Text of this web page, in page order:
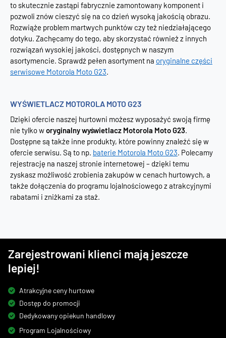
to skutecznie zastąpi fabrycznie zamontowany komponent i
pozwoli znów cieszyć się na co dzień wysoką jakością obrazu.
Rozwiąże problem martwych punktów czy też niedziałającego
dotyku. Zachęcamy do tego, aby skorzystać również z innych
rozwiązań wysokiej jakości, dostępnych w naszym
asortymencie. Sprawdź pełen asortyment na oryginalne części
serwisowe Motorola Moto G23.
WYŚWIETLACZ MOTOROLA MOTO G23
Dzięki ofercie naszej hurtowni możesz wyposażyć swoją firmę
nie tylko woryginalny wyświetlacz Motorola Moto G23.
Dostępne są także inne produkty, które powinny znaleźć się w
ofercie serwisu. Są to np. baterie Motorola Moto G23. Polecamy
rejestrację na naszej stronie internetowej – dzięki temu
zyskasz możliwość zrobienia zakupów w cenach hurtowych, a
także dołączenia do programu lojalnościowego z atrakcyjnymi
rabatami i zniżkami za staż.
Zarejestrowani klienci mają jeszcze
lepiej!
Atrakcyjne ceny hurtowe
Dostęp do promocji
Dedykowany opiekun handlowy
Program Lojalnościowy